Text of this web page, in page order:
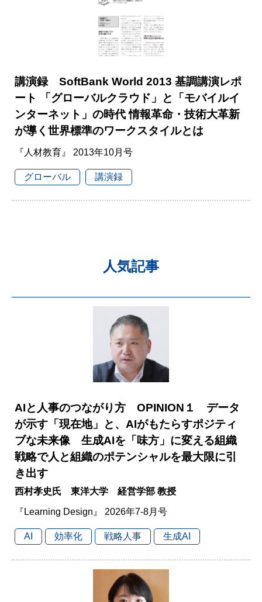
講演録 SoftBank World 2013 基調講演レポ
ート 「グローバルクラウド」と「モバイルイ
ンターネット」の時代 情報革命・技術大革新
が導く世界標準のワークスタイルとは
『人材教育』 2013年10月号
グローバル 講演録
人気記事
AIと人事のつながり方 OPINION１ データ
が示す「現在地」と、AIがもたらすポジティ
ブな未来像 生成AIを「味方」に変える組織
戦略で人と組織のポテンシャルを最大限に引
き出す
西村孝史氏 東洋大学 経営学部 教授
『Learning Design』 2026年7-8月号
AI 効率化 戦略人事 生成AI